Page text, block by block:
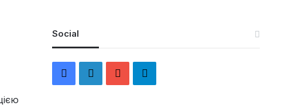
Social